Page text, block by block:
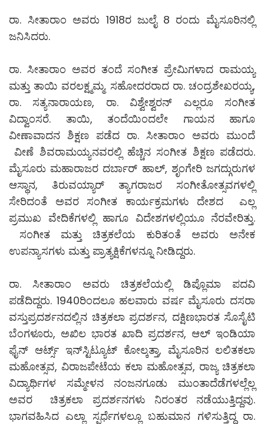
ರಾ. ಸೀತಾರಾಂ ಅವರು 1918ರ ಜುಲೈ 8 ರಂದು ಮೈಸೂರಿನಲ್ಲಿ
ಜನಿಸಿದರು.
ರಾ. ಸೀತಾರಾಂ ಅವರ ತಂದೆ ಸಂಗೀತ ಪ್ರೇಮಿಗಳಾದ ರಾಮಯ್ಯ
ಮತ್ತು ತಾಯಿ ವರಲಕ್ಷ್ಮಮ್ಮ. ಸಹೋದರರಾದ ರಾ. ಚಂದ್ರಶೇಖರಯ್ಯ,
ರಾ. ಸತ್ಯನಾರಾಯಣ, ರಾ. ವಿಶ್ವೇಶ್ವರನ್‌ ಎಲ್ಲರೂ ಸಂಗೀತ
ವಿದ್ವಾಂಸರೆ. ತಾಯಿ, ತಂದೆಯಿಂದಲೇ ಗಾಯನ ಹಾಗೂ
ವೀಣಾವಾದನ ಶಿಕ್ಷಣ ಪಡೆದ ರಾ. ಸೀತಾರಾಂ ಅವರು ಮುಂದೆ
ವೀಣೆ ಶಿವರಾಮಯ್ಯನವರಲ್ಲಿ ಹೆಚ್ಚಿನ ಸಂಗೀತ ಶಿಕ್ಷಣ ಪಡೆದರು.
ಮೈಸೂರು ಮಹಾರಾಜರ ದರ್ಬಾರ್ ಹಾಲ್, ಶೃಂಗೇರಿ ಜಗದ್ಗುರುಗಳ
ಆಸ್ಥಾನ, ತಿರುವಯ್ಯಾರ್ ತ್ಯಾಗರಾಜರ ಸಂಗೀತೋತ್ಸವಗಳಲ್ಲಿ
ಸೇರಿದಂತೆ ಅವರ ಸಂಗೀತ ಕಾರ್ಯಕ್ರಮಗಳು ದೇಶದ ಎಲ್ಲ
ಪ್ರಮುಖ ವೇದಿಕೆಗಳಲ್ಲಿ ಹಾಗೂ ವಿದೇಶಗಳಲ್ಲಿಯೂ ನೆರವೇರಿತ್ತು.
ಸಂಗೀತ ಮತ್ತು ಚಿತ್ರಕಲೆಯ ಕುರಿತಂತೆ ಅವರು ಅನೇಕ
ಉಪನ್ಯಾಸಗಳು ಮತ್ತು ಪ್ರಾತ್ಯಕ್ಷಿಕೆಗಳನ್ನೂ ನೀಡಿದ್ದರು.
ರಾ. ಸೀತಾರಾಂ ಅವರು ಚಿತ್ರಕಲೆಯಲ್ಲಿ ಡಿಪ್ಲೊಮಾ ಪದವಿ
ಪಡೆದಿದ್ದರು. 1940ರಿಂದಲೂ ಹಲವಾರು ವರ್ಷ ಮೈಸೂರು ದಸರಾ
ವಸ್ತುಪ್ರದರ್ಶನದಲ್ಲಿನ ಚಿತ್ರಕಲಾ ಪ್ರದರ್ಶನ, ದಕ್ಷಿಣಭಾರತ ಸೊಸೈಟಿ
ಬೆಂಗಳೂರು, ಅಖಿಲ ಭಾರತ ಖಾದಿ ಪ್ರದರ್ಶನ, ಆಲ್‌ ಇಂಡಿಯಾ
ಫೈನ್‌ ಆರ್ಟ್ಸ್ ಇನ್‌ಸ್ಟಿಟ್ಯೂಟ್‌ ಕೋಲ್ಕತ್ತಾ, ಮೈಸೂರಿನ ಲಲಿತಕಲಾ
ಮಹೋತ್ಸವ, ವಿರಾಜಪೇಟೆಯ ಕಲಾ ಮಹೋತ್ಸವ, ರಾಜ್ಯ ಚಿತ್ರಕಲಾ
ವಿದ್ಯಾರ್ಥಿಗಳ ಸಮ್ಮೇಳನ ನಂಜನಗೂಡು ಮುಂತಾದೆಡೆಗಳಲ್ಲೆಲ್ಲ
ಅವರ ಚಿತ್ರಕಲಾ ಪ್ರದರ್ಶನಗಳು ನಿರಂತರ ನಡೆಯುತ್ತಿದ್ದವು.
ಭಾಗವಹಿಸಿದ ಎಲ್ಲಾ ಸ್ಪರ್ಧೆಗಳಲ್ಲೂ ಬಹುಮಾನ ಗಳಿಸುತ್ತಿದ್ದ ರಾ.